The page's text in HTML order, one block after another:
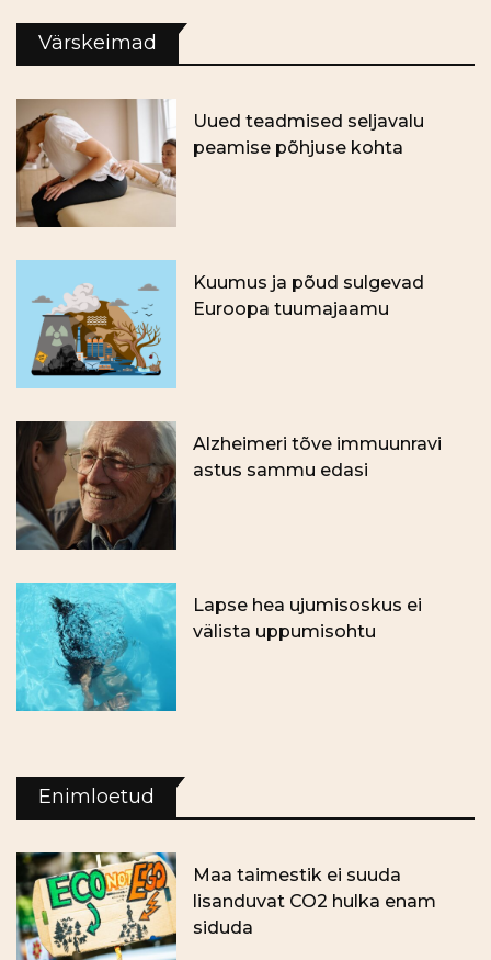
Värskeimad
Uued teadmised seljavalu
peamise põhjuse kohta
Kuumus ja põud sulgevad
Euroopa tuumajaamu
Alzheimeri tõve immuunravi
astus sammu edasi
Lapse hea ujumisoskus ei
välista uppumisohtu
Enimloetud
Maa taimestik ei suuda
lisanduvat CO2 hulka enam
siduda